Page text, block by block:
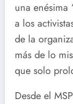
una
a los
de la
más de lo
que solo
Desde el